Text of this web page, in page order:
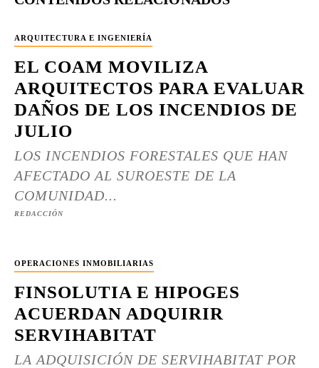
ARQUITECTURA E INGENIERÍA
EL COAM MOVILIZA
ARQUITECTOS PARA EVALUAR
DAÑOS DE LOS INCENDIOS DE
JULIO
LOS INCENDIOS FORESTALES QUE HAN
AFECTADO AL SUROESTE DE LA
COMUNIDAD...
REDACCIÓN
OPERACIONES INMOBILIARIAS
FINSOLUTIA E HIPOGES
ACUERDAN ADQUIRIR
SERVIHABITAT
LA ADQUISICIÓN DE SERVIHABITAT POR